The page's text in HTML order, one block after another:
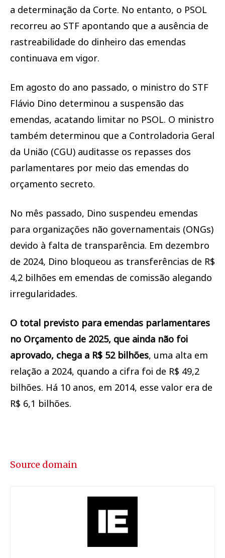
a determinação da Corte. No entanto, o PSOL
recorreu ao STF apontando que a ausência de
rastreabilidade do dinheiro das emendas
continuava em vigor.
Em agosto do ano passado, o ministro do STF
Flávio Dino determinou a suspensão das
emendas, acatando limitar no PSOL. O ministro
também determinou que a Controladoria Geral
da União (CGU) auditasse os repasses dos
parlamentares por meio das emendas do
orçamento secreto.
No mês passado, Dino suspendeu emendas
para organizações não governamentais (ONGs)
devido à falta de transparência. Em dezembro
de 2024, Dino bloqueou as transferências de R$
4,2 bilhões em emendas de comissão alegando
irregularidades.
O total previsto para emendas parlamentares
no Orçamento de 2025, que ainda não foi
aprovado, chega a R$ 52 bilhões, uma alta em
relação a 2024, quando a cifra foi de R$ 49,2
bilhões. Há 10 anos, em 2014, esse valor era de
R$ 6,1 bilhões.
Source domain